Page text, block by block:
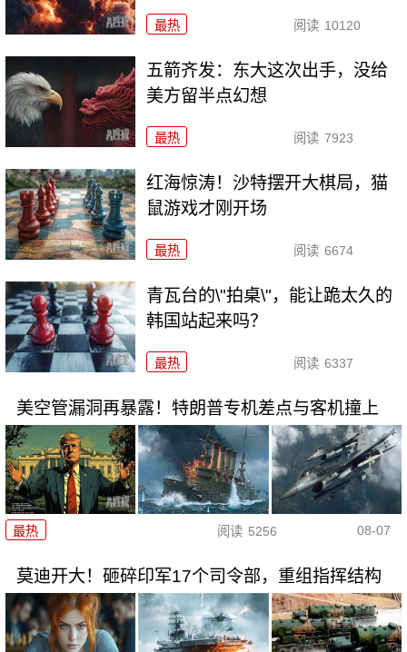
最热 阅读 10120
五箭齐发：东大这次出手，没给
美方留半点幻想
最热 阅读 7923
红海惊涛！沙特摆开大棋局，猫
鼠游戏才刚开场
最热 阅读 6674
青瓦台的\"拍桌\"，能让跪太久的
韩国站起来吗？
最热 阅读 6337
美空管漏洞再暴露！特朗普专机差点与客机撞上
最热 阅读 5256 08-07
莫迪开大！砸碎印军17个司令部，重组指挥结构